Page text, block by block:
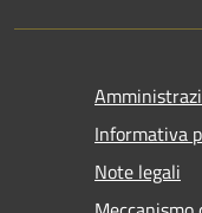
Informativa
Note legali